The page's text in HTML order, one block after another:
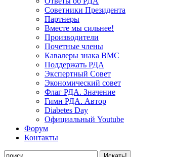
Советники Президента
Партнеры
Вместе мы сильнее!
Производители
Почетные члены
Кавалеры знака ВМС
Поддержать РДА
Экспертный Совет
Экономический совет
Флаг РДА. Значение
Гимн РДА. Автор
Diabetes Day
Официальный Youtube
Форум
Контакты